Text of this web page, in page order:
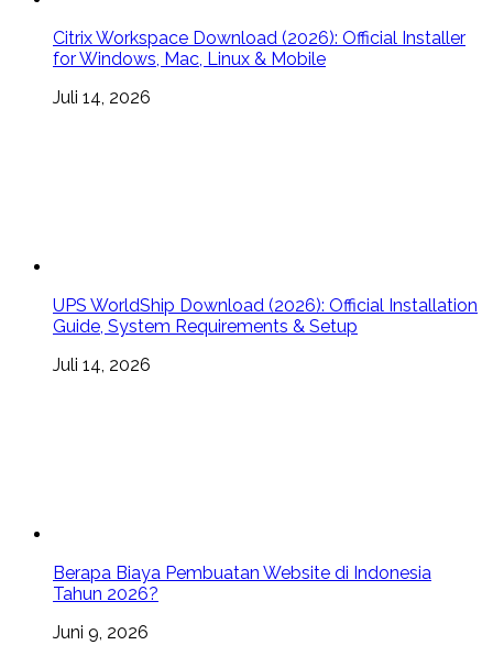
Citrix Workspace Download (2026): Official Installer
for Windows, Mac, Linux & Mobile
Juli 14, 2026
UPS WorldShip Download (2026): Official Installation
Guide, System Requirements & Setup
Juli 14, 2026
Berapa Biaya Pembuatan Website di Indonesia
Tahun 2026?
Juni 9, 2026